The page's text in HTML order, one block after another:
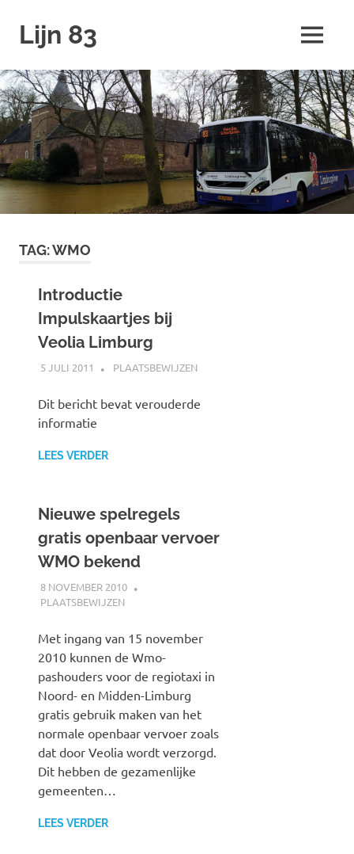
naar
inhoud
Lijn 83 MENU
TAG:WMO
Introductie
Impulskaartjes bij
Veolia Limburg
5 JULI 2011 JOHAN
PLAATSBEWIJZEN
Dit bericht bevat verouderde
informatie
LEES VERDER
Nieuwe spelregels
gratis openbaar vervoer
WMO bekend
8 NOVEMBER 2010
PLAATSBEWIJZEN
Met ingang van 15 november
2010 kunnen de Wmo-
pashouders voor de regiotaxi in
Noord- en Midden-Limburg
gratis gebruik maken van het
normale openbaar vervoer zoals
dat door Veolia wordt verzorgd.
Dit hebben de gezamenlijke
gemeenten…
LEES VERDER